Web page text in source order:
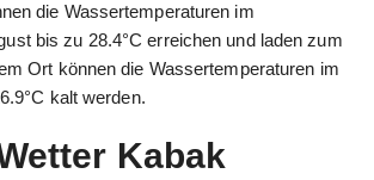
die Wassertemperaturen im
bis zu 28.4°C erreichen und laden zum
Ort können die Wassertemperaturen im
kalt werden.
Kabak